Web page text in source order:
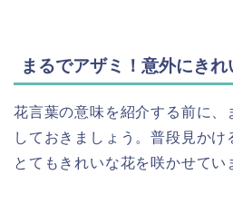
まるでアザミ！意外にき
花言葉の意味を紹介する前に、
しておきましょう。普段見かけ
とてもきれいな花を咲かせてい